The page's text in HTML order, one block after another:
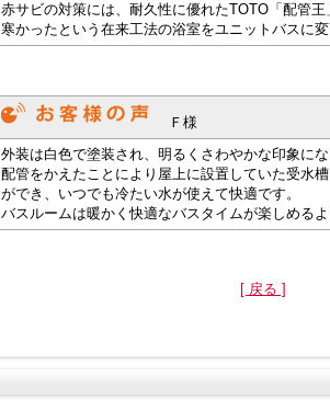
赤サビの対策には、耐久性に優れたTOTO「配管王
寒かったという在来工法の浴室をユニットバスに
Ｆ様
外装は白色で塗装され、明るくさわやかな印象に
配管をかえたことにより屋上に設置していた受水
ができ、いつでも冷たい水が使えて快適です。
バスルームは暖かく快適なバスタイムが楽しめる
[ 戻る ]